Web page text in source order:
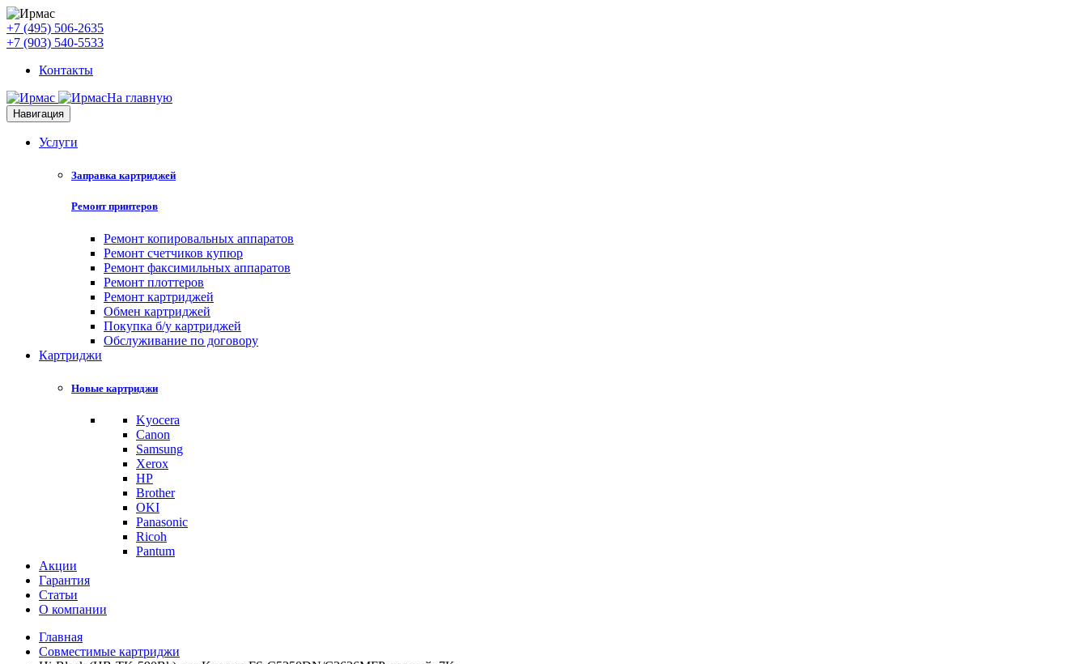
+7 (495) 506-2635
+7 (903) 540-5533
Контакты
На главную
Навигация
Услуги
Заправка картриджей
Ремонт принтеров
Ремонт копировальных аппаратов
Ремонт счетчиков купюр
Ремонт факсимильных аппаратов
Ремонт плоттеров
Ремонт картриджей
Обмен картриджей
Покупка б/у картриджей
Обслуживание по договору
Картриджи
Новые картриджи
Kyocera
Canon
Samsung
Xerox
HP
Brother
OKI
Panasonic
Ricoh
Pantum
Акции
Гарантия
Статьи
О компании
Главная
Совместимые картриджи